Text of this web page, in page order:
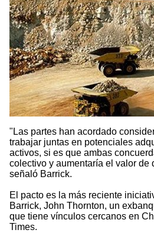
"Las partes han acordado
trabajar juntas en potenciales
activos, si es que ambas
colectivo y aumentaría el valor de
señaló Barrick.
El pacto es la más reciente
Barrick, John Thornton, un
que tiene vínculos cercanos en
Times.